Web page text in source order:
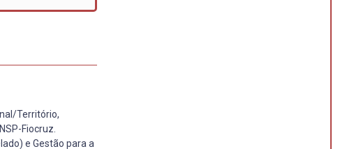
Território,
Fiocruz.
e Gestão para a